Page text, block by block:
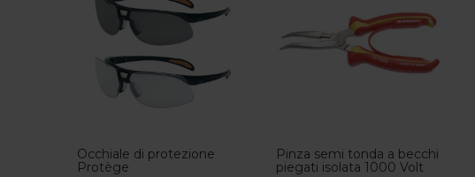
Occhiale di protezione
Protège
Pinza semi tonda a becchi
piegati isolata 1000 Volt